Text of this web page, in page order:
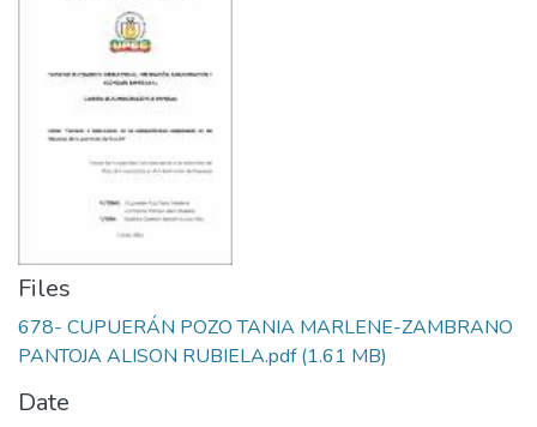
Files
678- CUPUERÁN POZO TANIA MARLENE-ZAMBRANO
PANTOJA ALISON RUBIELA.pdf(1.61 MB)
Date